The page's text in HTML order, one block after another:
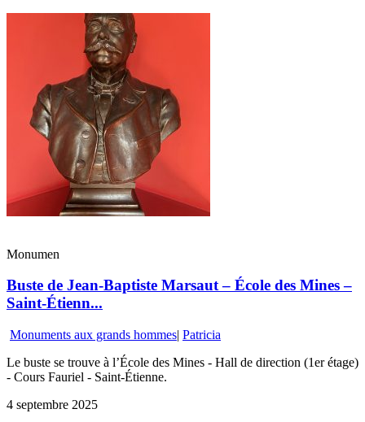
Monumen
Buste de Jean-Baptiste Marsaut – École des Mines –
Saint-Étienn...
Monuments aux grands hommes| Patricia
Le buste se trouve à l’École des Mines - Hall de direction (1er étage)
- Cours Fauriel - Saint-Étienne.
4 septembre 2025